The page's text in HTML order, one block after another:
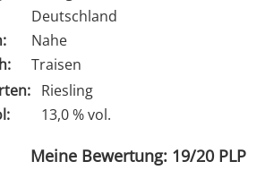
Deutschland
Nahe
Traisen
Riesling
13,0 % vol.
Meine Bewertung: 19/20 PLP